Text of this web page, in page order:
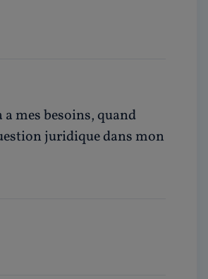
mes besoins, quand
juridique dans mon